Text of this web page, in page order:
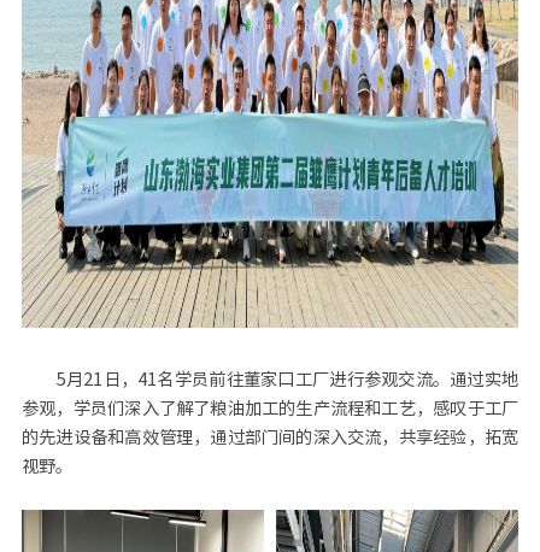
5月21日，41名学员前往董家口工厂进行参观交流。通过实地
参观，学员们深入了解了粮油加工的生产流程和工艺，感叹于工厂
的先进设备和高效管理，通过部门间的深入交流，共享经验，拓宽
视野。